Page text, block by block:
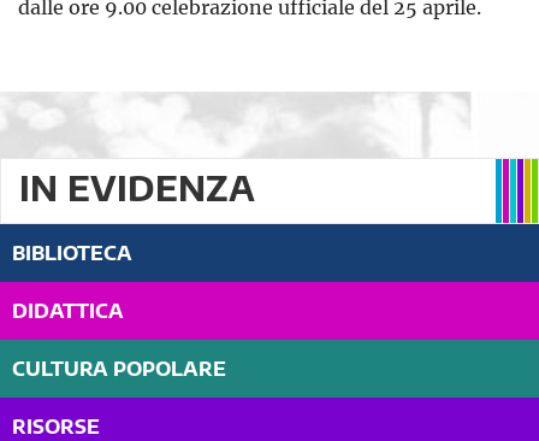
dalle ore 9.00 celebrazione ufficiale del 25 aprile.
IN EVIDENZA
BIBLIOTECA
DIDATTICA
CULTURA POPOLARE
RISORSE